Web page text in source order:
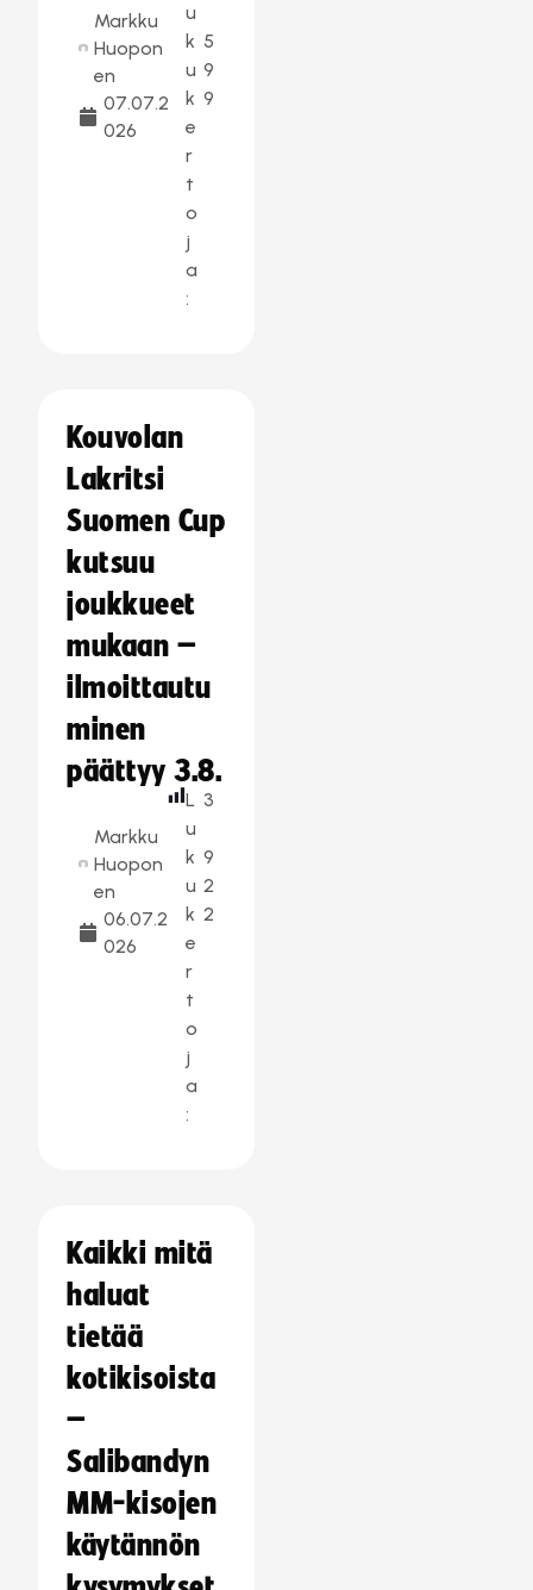
Markku
Huopon
en
07.07.2
026
u
k
u
k
e
r
t
o
j
a
:
5
9
9
Kouvolan
Lakritsi
Suomen Cup
kutsuu
joukkueet
mukaan –
ilmoittautu
minen
päättyy 3.8.
Markku
Huopon
en
06.07.2
026
L
u
k
u
k
e
r
t
o
j
a
:
3
9
2
2
Kaikki mitä
haluat
tietää
kotikisoista
–
Salibandyn
MM-kisojen
käytännön